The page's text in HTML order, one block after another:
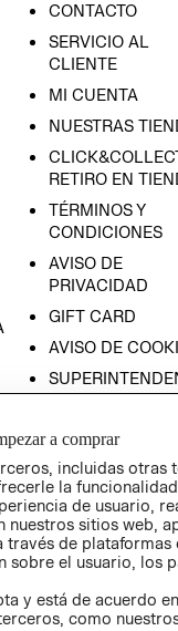
CONTACTO
SERVICIO AL
CLIENTE
MI CUENTA
NUESTRAS
RETIRO EN
TÉRMINOS Y
CONDICIONES
AVISO DE
PRIVACIDAD
GIFT CARD
AVISO DE
DE INDUSTRIA Y
PETICIONES
QUEJAS Y
RECLAMOS
a comprar
incluidas otras
la
de usuario,
nuestros sitios web,
de plataformas
sobre el usuario, los
y está de acuerdo
como